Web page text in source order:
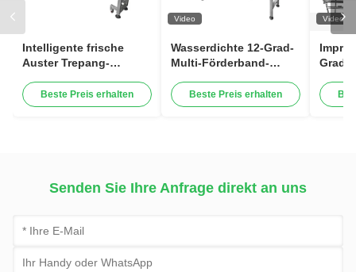
Intelligente frische
Auster Trepang-
Niveau-Meeresfrüchte-
Sortiermaschine der
Beste Preis erhalten
Video
Wasserdichte 12-Grad-
Multi-Förderband-
Maschine für Fische
Beste Preis erhalten
Video
Senden Sie Ihre Anfrage direkt an uns